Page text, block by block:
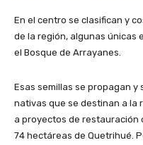
En el centro se clasifican y
de la región, algunas únicas
el Bosque de Arrayanes.
Esas semillas se propagan
nativas que se destinan a la
a proyectos de restauración
74 hectáreas de Quetrihué.